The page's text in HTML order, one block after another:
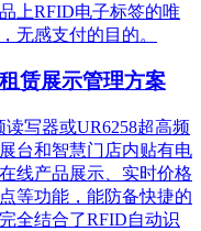
上RFID电子标签的唯
无感支付的目的。
赁展示管理方案
写器或UR6258超高频
台和智慧门店内贴有电
线产品展示、实时价格
等功能，能防备快捷的
全结合了RFID自动识